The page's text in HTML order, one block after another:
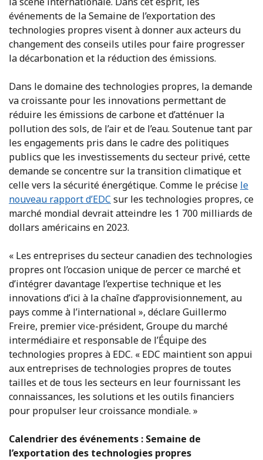
événements de la Semaine de l’exportation des
technologies propres visent à donner aux acteurs du
changement des conseils utiles pour faire progresser
la décarbonation et la réduction des émissions.
Dans le domaine des technologies propres, la demande
va croissante pour les innovations permettant de
réduire les émissions de carbone et d’atténuer la
pollution des sols, de l’air et de l’eau. Soutenue tant par
les engagements pris dans le cadre des politiques
publics que les investissements du secteur privé, cette
demande se concentre sur la transition climatique et
celle vers la sécurité énergétique. Comme le précise le
nouveau rapport d’EDC sur les technologies propres, ce
marché mondial devrait atteindre les 1 700 milliards de
dollars américains en 2023.
« Les entreprises du secteur canadien des technologies
propres ont l’occasion unique de percer ce marché et
d’intégrer davantage l’expertise technique et les
innovations d’ici à la chaîne d’approvisionnement, au
pays comme à l’international », déclare Guillermo
Freire, premier vice-président, Groupe du marché
intermédiaire et responsable de l’Équipe des
technologies propres à EDC. « EDC maintient son appui
aux entreprises de technologies propres de toutes
tailles et de tous les secteurs en leur fournissant les
connaissances, les solutions et les outils financiers
pour propulser leur croissance mondiale. »
Calendrier des événements : Semaine de
l’exportation des technologies propres